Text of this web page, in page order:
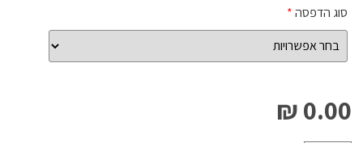
סוג הדפסה*
0.00 ₪